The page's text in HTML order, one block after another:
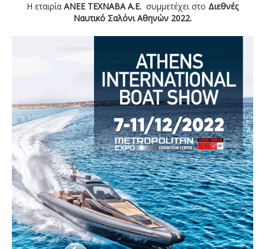
Η εταιρία ΑΝΕΕ ΤΕΧΝΑΒΑ Α.Ε. συμμετέχει στο Διεθνές
Ναυτικό Σαλόνι Αθηνών 2022.